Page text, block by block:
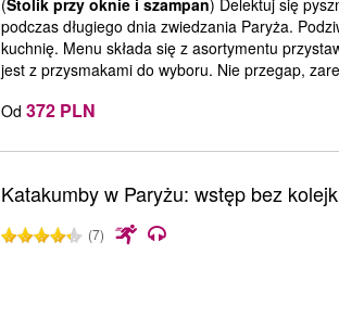
(Stolik przy oknie i szampan) Delektuj się
podczas długiego dnia zwiedzania Paryża.
kuchnię. Menu składa się z asortymentu
jest z przysmakami do wyboru. Nie przegap,
Od 372 PLN
Katakumby w Paryżu: wstęp bez
(7)